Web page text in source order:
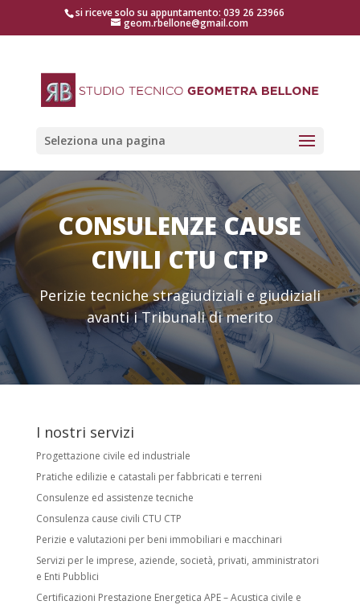
si riceve solo su appuntamento: 039 26 23966
geom.rbellone@gmail.com
Seleziona una pagina
CONSULENZE CAUSE
CIVILI CTU CTP
Perizie tecniche stragiudiziali e giudiziali
avanti i Tribunali di merito
I nostri servizi
Progettazione civile ed industriale
Pratiche edilizie e catastali per fabbricati e terreni
Consulenze ed assistenze tecniche
Consulenza cause civili CTU CTP
Perizie e valutazioni per beni immobiliari e macchinari
Servizi per le imprese, aziende, società, privati, amministratori
e Enti Pubblici
Certificazioni Prestazione Energetica APE – Acustica civile e